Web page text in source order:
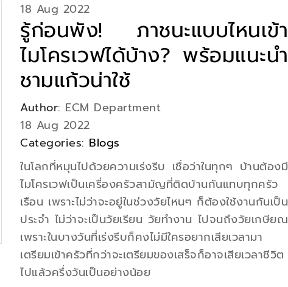
18 Aug 2022
รู้ก่อนพัง! ภาชนะแบบไหนเข้า
ไมโครเวฟได้บ้าง? พร้อมแนะนำ
ชามแก้วน่าใช้
Author: ECM Department
18 Aug 2022
Categories: Blogs
ในโลกที่หมุนไปด้วยความเร่งรีบ เชื่อว่าในทุกๆ บ้านต้องมี
ไมโครเวฟเป็นเครื่องครัวสามัญที่ติดบ้านกันแทบทุกครัว
เรือน เพราะไม่ว่าจะอยู่ในช่วงวัยไหนๆ ก็ต้องใช้งานกันเป็น
ประจำ ไม่ว่าจะเป็นวัยเรียน วัยทำงาน ไปจนถึงวัยเกษียณ
เพราะในบางวันที่เร่งรีบก็คงไม่มีใครอยากเสียเวลามา
เตรียมเข้าครัวที่กว่าจะเตรียมของเสร็จก็อาจเสียเวลาชีวิต
ไปแล้วครึ่งวันเป็นอย่างน้อย